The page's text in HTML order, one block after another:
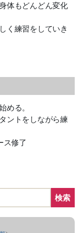
体もどんどん変化
く練習をしていき
める。
ントをしながら練
ス修了
検索